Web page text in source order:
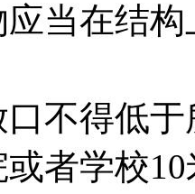
当在结构
不得低于
者学校